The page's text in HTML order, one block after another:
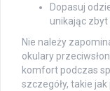
Dopasuj
unikając
Nie należy
okulary
komfort podczas
szczegóły, takie